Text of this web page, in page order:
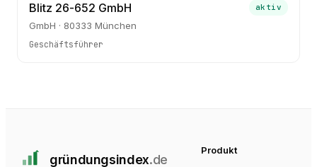
Blitz 26-652 GmbH
GmbH · 80333 München
aktiv
Geschäftsführer
gründungsindex.de
Produkt